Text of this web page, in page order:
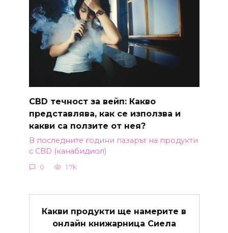
CBD течност за вейп: Какво
представлява, как се използва и
какви са ползите от нея?
В последните години пазарът на продукти
с CBD (канабидиол)
0 1.7k.
Какви продукти ще намерите в
онлайн книжарница Сиела